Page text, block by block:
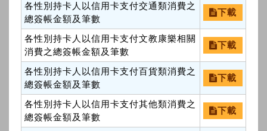
各性別持卡人以信用卡支付交通類消費之
總簽帳金額及筆數
下載
各性別持卡人以信用卡支付文教康樂相關
消費之總簽帳金額及筆數
下載
各性別持卡人以信用卡支付百貨類消費之
總簽帳金額及筆數
下載
各性別持卡人以信用卡支付其他類消費之
總簽帳金額及筆數
下載